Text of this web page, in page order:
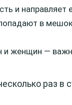
и направляет
в
женщин —
раз в